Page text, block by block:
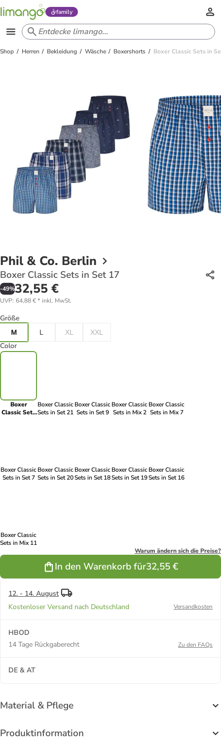
family
Shop Herren Bekleidung Wäsche Boxershorts Boxer Classic Sets in
Phil & Co. Berlin
Boxer Classic Sets in Set 17
-49%32,55 €
UVP: 64,88 €* inkl. MwSt.
Größe
M L XL XXL
Color
Boxer
Classic Sets
Boxer Classic
Sets in Set 21
Boxer Classic
Sets in Set 9
Boxer Classic
Sets in Mix 2
Boxer Classic
Sets in Mix 7
Boxer Classic
Sets in Set 7
Boxer Classic
Sets in Set 20
Boxer Classic
Sets in Set 18
Boxer Classic
Sets in Set 19
Boxer Classic
Sets in Set 16
Boxer Classic
Sets in Mix 11
Warum ändern sich die Preise?
In den Warenkorb für32,55 €
12. - 14. August
Kostenloser Versand nach Deutschland
Versandkosten
HBOD
14 Tage Rückgaberecht
Zu den FAQs
DE & AT
Material & Pflege
Produktinformation